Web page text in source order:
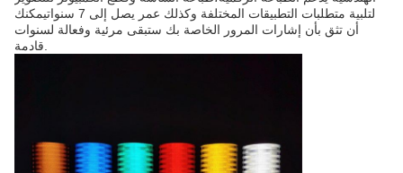
لتلبية متطلبات التطبيقات المختلفة وكذلك عمر يصل إلى 7 سنواتيمكنك
أن تثق بأن إشارات المرور الخاصة بك ستبقى مرئية وفعالة لسنوات